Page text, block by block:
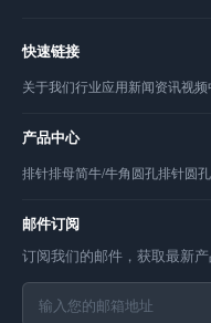
快速链接
关于我们行业应用新闻资讯视频
产品中心
排针排母简牛/牛角圆孔排针圆
邮件订阅
订阅我们的邮件，获取最新